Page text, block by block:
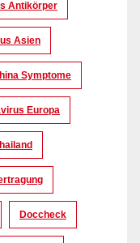
Antikörper
Asien
Symptome
Europa
Doccheck